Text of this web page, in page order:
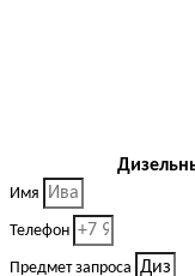
Имя
Телефон
Предмет запроса